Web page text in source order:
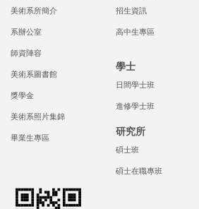
美術系所簡介
系辦公室
師資陣容
美術系圖書館
獎學金
美術系照片集錦
畢業生專區
招生資訊
高中生專區
學士
日間學士班
進修學士班
研究所
碩士班
碩士在職專班